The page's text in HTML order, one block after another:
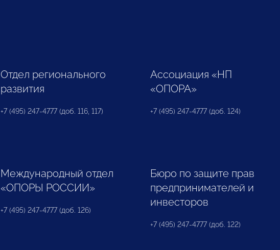
Отдел регионального
развития
+7 (495) 247-4777 (доб. 116, 117)
Ассоциация «НП
«ОПОРА»
+7 (495) 247-4777 (доб. 124)
Международный отдел
«ОПОРЫ РОССИИ»
+7 (495) 247-4777 (доб. 126)
Бюро по защите прав
предпринимателей и
инвесторов
+7 (495) 247-4777 (доб. 122)